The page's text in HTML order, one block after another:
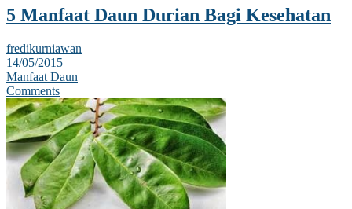
5 Manfaat Daun Durian Bagi Kesehatan
fredikurniawan
14/05/2015
Manfaat Daun
Comments